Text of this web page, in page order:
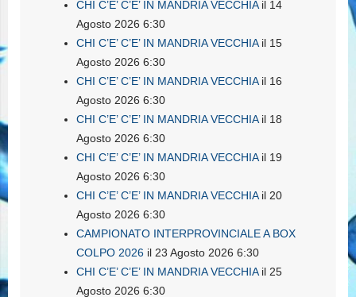
CHI C’E’ C’E’ IN MANDRIA VECCHIAil 14
Agosto 2026 6:30
CHI C’E’ C’E’ IN MANDRIA VECCHIAil 15
Agosto 2026 6:30
CHI C’E’ C’E’ IN MANDRIA VECCHIAil 16
Agosto 2026 6:30
CHI C’E’ C’E’ IN MANDRIA VECCHIAil 18
Agosto 2026 6:30
CHI C’E’ C’E’ IN MANDRIA VECCHIAil 19
Agosto 2026 6:30
CHI C’E’ C’E’ IN MANDRIA VECCHIAil 20
Agosto 2026 6:30
CAMPIONATO INTERPROVINCIALE A BOX
COLPO 2026 il 23 Agosto 2026 6:30
CHI C’E’ C’E’ IN MANDRIA VECCHIAil 25
Agosto 2026 6:30